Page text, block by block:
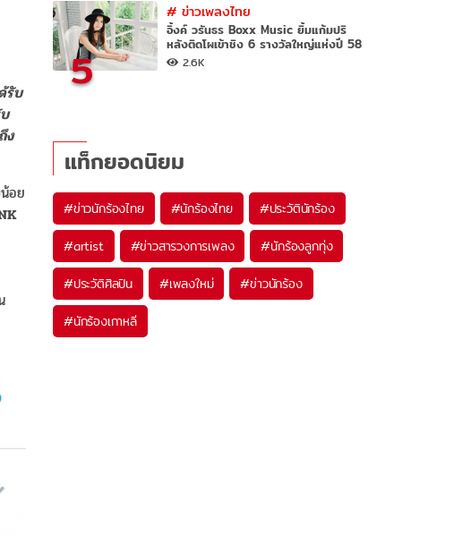
รับ
ง
อย
5
# ข่าวเพลงไทย
อิ้งค์ วรันธร Boxx Music ยิ้มแก้มปริ
หลังติดโผเข้าชิง 6 รางวัลใหญ่แห่งปี 58
2.6K
แท็กยอดนิยม
#ข่าวนักร้องไทย #นักร้องไทย #ประวัตินักร้อง
#artist #ข่าวสารวงการเพลง #นักร้องลูกทุ่ง
#ประวัติศิลปิน #เพลงใหม่ #ข่าวนักร้อง
#นักร้องเกาหลี